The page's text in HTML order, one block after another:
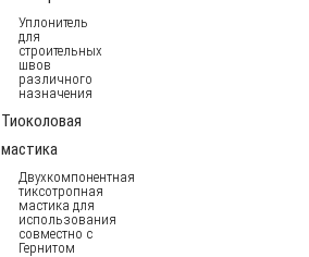
Уплонитель
для
строительных
швов
различного
назначения
Тиоколовая
мастика
Двухкомпонентная
тиксотропная
мастика для
использования
совместно с
Гернитом